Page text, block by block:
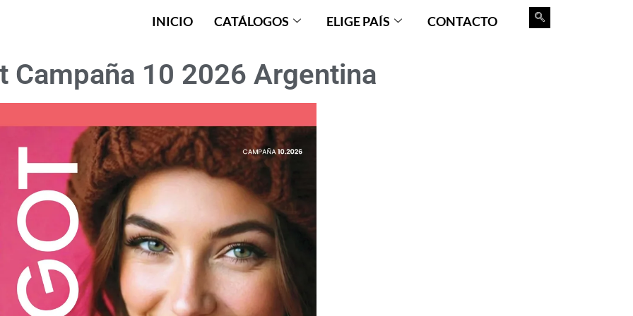
INICIO CATÁLOGOS ELIGE PAÍS CONTACTO
Campaña 10 2026 Argentina